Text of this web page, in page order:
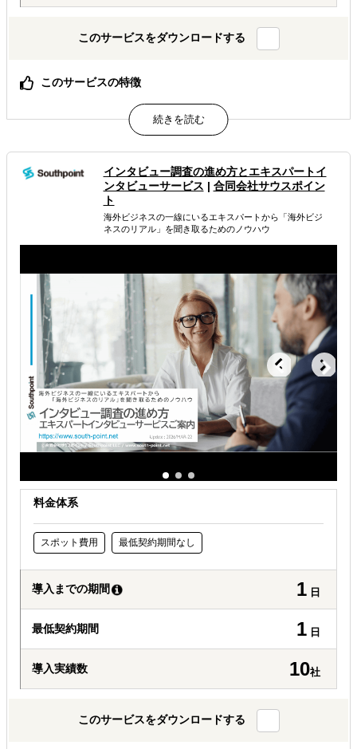
このサービスをダウンロードする
このサービスの特徴
「海外展開×補助金×事業化」、補助金や制度を活用して海
外展開を成功させます
国家資格者を中心としたプロの支援者集団、「補助金取れ
たらさようなら」のブローカーではありません
採択可能性と事業化にこだわった補助金申請支援、採択後
もしっかりサポート
属するジャンル
海外進出・海外展開資金の融資
解決できる課題
海外におけるリスク・コストを低減したい
お金周りのサポートしてほしい その他
インタビュー調査の進め方とエキスパートイ
ンタビューサービス | 合同会社サウスポイン
ト
海外ビジネスの一線にいるエキスパートから 「海外ビジ
ネスのリアル」を聞き取るためのノウハウ
料金体系
スポット費用 最低契約期間なし
導入までの期間 1 日
最低契約期間 1 日
導入実績数 10社
このサービスをダウンロードする